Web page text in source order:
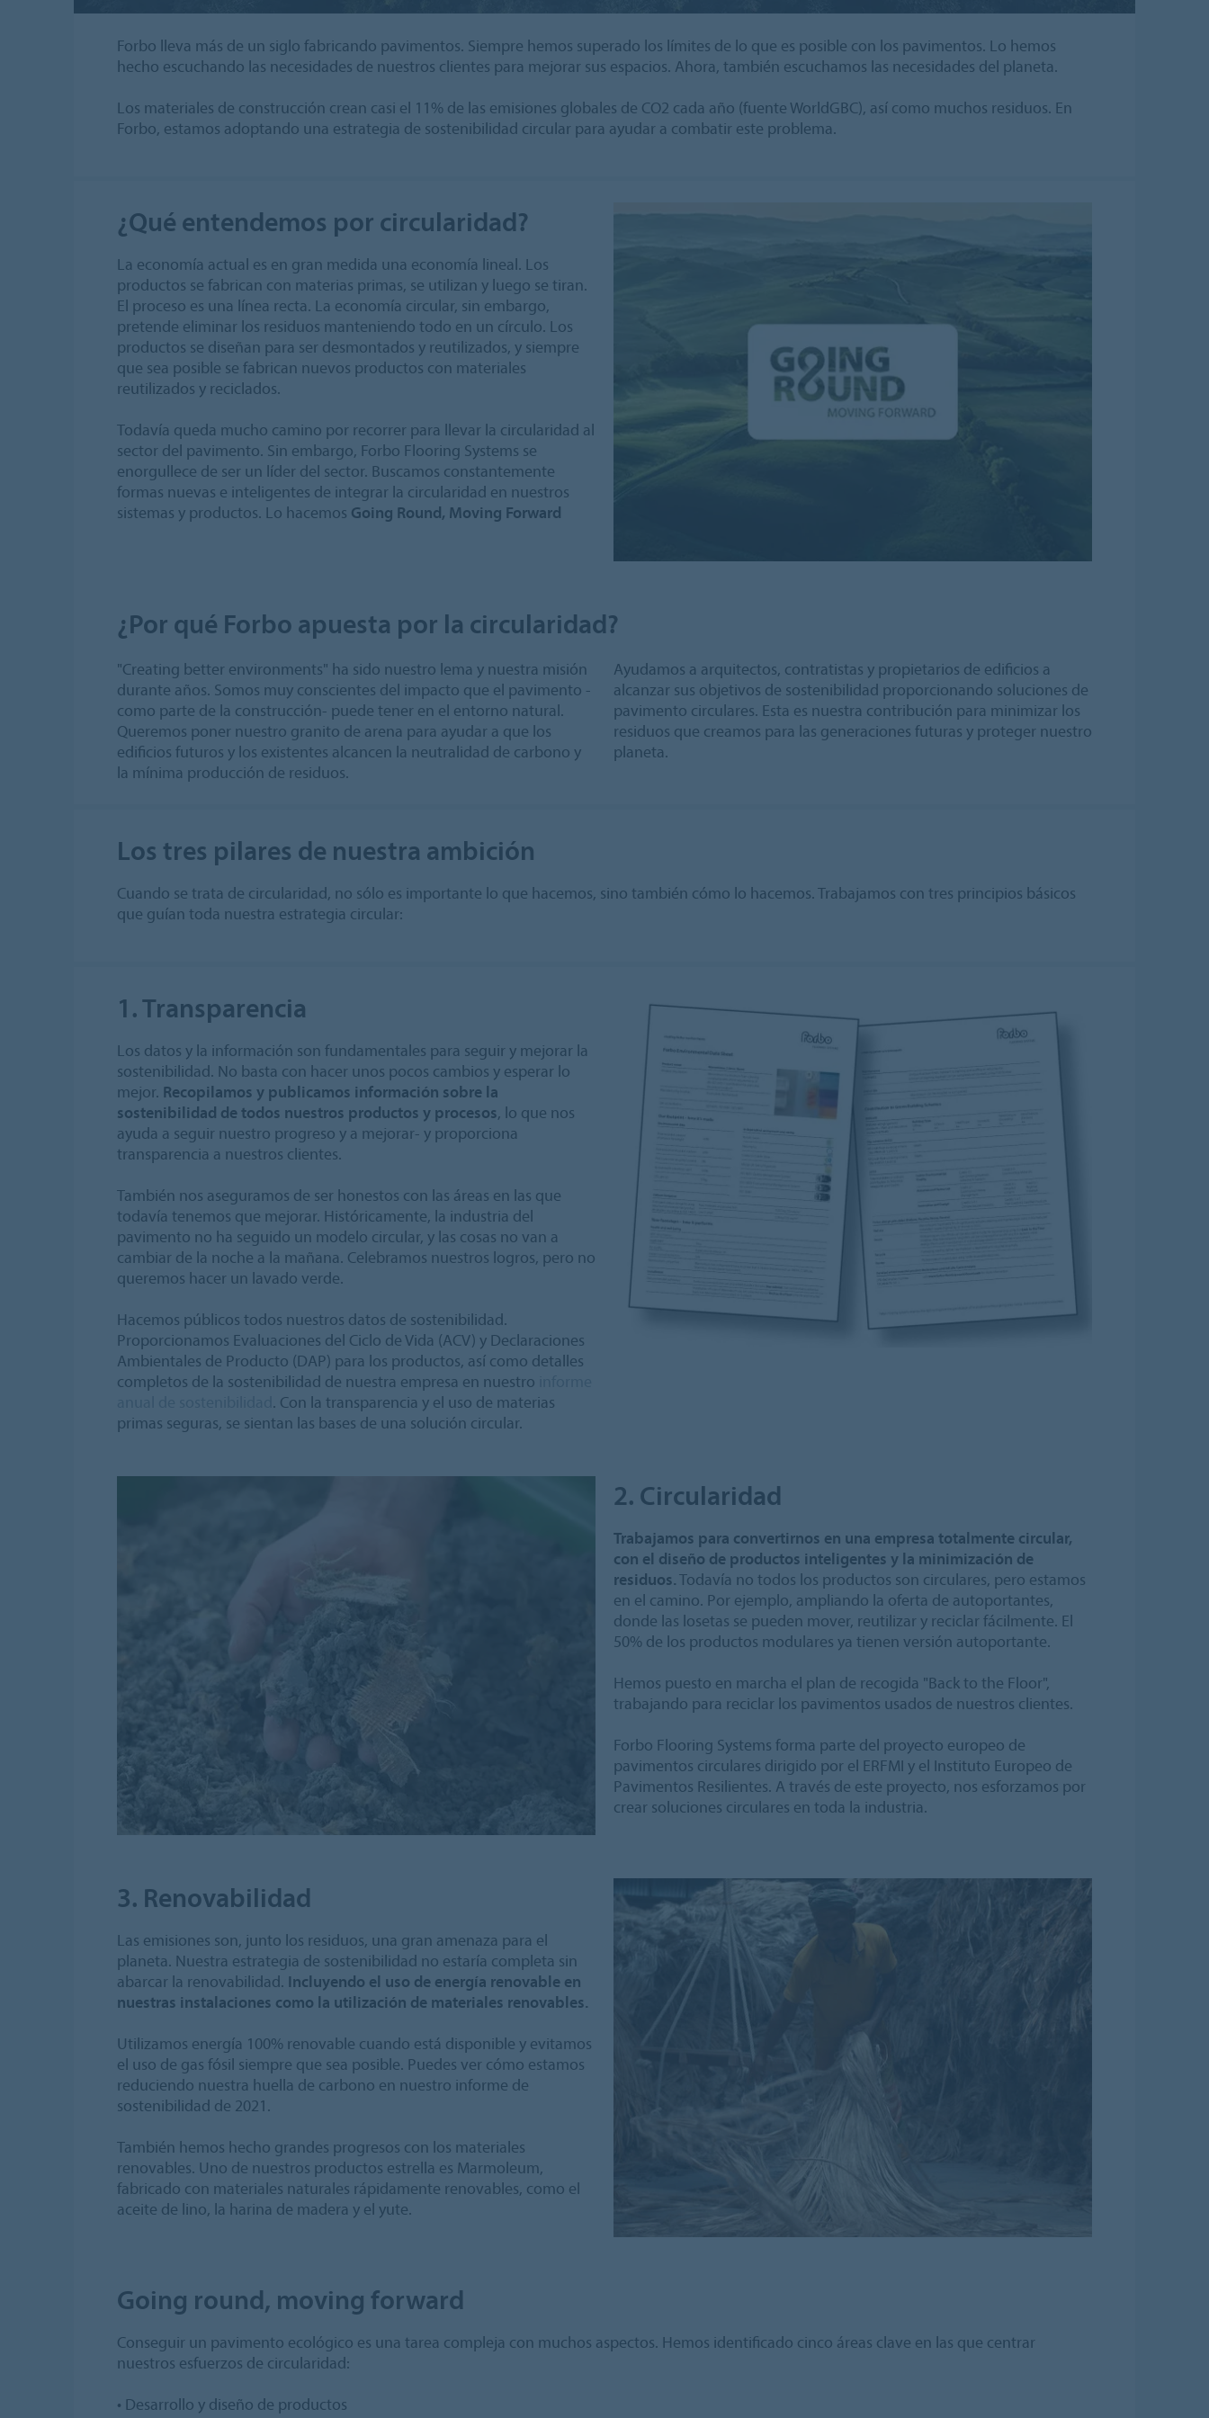
Forbo lleva más de un siglo fabricando pavimentos. Siempre hemos superado los límites de lo que es posible con los pavimentos. Lo hemos
hecho escuchando las necesidades de nuestros clientes para mejorar sus espacios. Ahora, también escuchamos las necesidades del planeta.
Los materiales de construcción crean casi el 11% de las emisiones globales de CO2 cada año (fuente WorldGBC), así como muchos residuos. En
Forbo, estamos adoptando una estrategia de sostenibilidad circular para ayudar a combatir este problema.
¿Qué entendemos por circularidad?
La economía actual es en gran medida una economía lineal. Los
productos se fabrican con materias primas, se utilizan y luego se tiran.
El proceso es una línea recta. La economía circular, sin embargo,
pretende eliminar los residuos manteniendo todo en un círculo. Los
productos se diseñan para ser desmontados y reutilizados, y siempre
que sea posible se fabrican nuevos productos con materiales
reutilizados y reciclados.
Todavía queda mucho camino por recorrer para llevar la circularidad al
sector del pavimento. Sin embargo, Forbo Flooring Systems se
enorgullece de ser un líder del sector. Buscamos constantemente
formas nuevas e inteligentes de integrar la circularidad en nuestros
sistemas y productos. Lo hacemos Going Round, Moving Forward
¿Por qué Forbo apuesta por la circularidad?
"Creating better environments" ha sido nuestro lema y nuestra misión
durante años. Somos muy conscientes del impacto que el pavimento -
como parte de la construcción- puede tener en el entorno natural.
Queremos poner nuestro granito de arena para ayudar a que los
edificios futuros y los existentes alcancen la neutralidad de carbono y
la mínima producción de residuos.
Ayudamos a arquitectos, contratistas y propietarios de edificios a
alcanzar sus objetivos de sostenibilidad proporcionando soluciones de
pavimento circulares. Esta es nuestra contribución para minimizar los
residuos que creamos para las generaciones futuras y proteger nuestro
planeta.
Los tres pilares de nuestra ambición
Cuando se trata de circularidad, no sólo es importante lo que hacemos, sino también cómo lo hacemos. Trabajamos con tres principios básicos
que guían toda nuestra estrategia circular:
1. Transparencia
Los datos y la información son fundamentales para seguir y mejorar la
sostenibilidad. No basta con hacer unos pocos cambios y esperar lo
mejor. Recopilamos y publicamos información sobre la
sostenibilidad de todos nuestros productos y procesos, lo que nos
ayuda a seguir nuestro progreso y a mejorar- y proporciona
transparencia a nuestros clientes.
También nos aseguramos de ser honestos con las áreas en las que
todavía tenemos que mejorar. Históricamente, la industria del
pavimento no ha seguido un modelo circular, y las cosas no van a
cambiar de la noche a la mañana. Celebramos nuestros logros, pero no
queremos hacer un lavado verde.
Hacemos públicos todos nuestros datos de sostenibilidad.
Proporcionamos Evaluaciones del Ciclo de Vida (ACV) y Declaraciones
Ambientales de Producto (DAP) para los productos, así como detalles
completos de la sostenibilidad de nuestra empresa en nuestro
. Con la transparencia y el uso de materias
primas seguras, se sientan las bases de una solución circular.
2. Circularidad
Trabajamos para convertirnos en una empresa totalmente circular,
con el diseño de productos inteligentes y la minimización de
residuos.Todavía no todos los productos son circulares, pero estamos
en el camino. Por ejemplo, ampliando la oferta de autoportantes,
donde las losetas se pueden mover, reutilizar y reciclar fácilmente. El
50% de los productos modulares ya tienen versión autoportante.
Hemos puesto en marcha el plan de recogida "Back to the Floor",
trabajando para reciclar los pavimentos usados de nuestros clientes.
Forbo Flooring Systems forma parte del proyecto europeo de
pavimentos circulares dirigido por el ERFMI y el Instituto Europeo de
Pavimentos Resilientes. A través de este proyecto, nos esforzamos por
crear soluciones circulares en toda la industria.
3. Renovabilidad
Las emisiones son, junto los residuos, una gran amenaza para el
planeta. Nuestra estrategia de sostenibilidad no estaría completa sin
abarcar la renovabilidad. Incluyendo el uso de energía renovable en
nuestras instalaciones como la utilización de materiales renovables.
Utilizamos energía 100% renovable cuando está disponible y evitamos
el uso de gas fósil siempre que sea posible. Puedes ver cómo estamos
reduciendo nuestra huella de carbono en nuestro informe de
sostenibilidad de 2021.
También hemos hecho grandes progresos con los materiales
renovables. Uno de nuestros productos estrella es Marmoleum,
fabricado con materiales naturales rápidamente renovables, como el
aceite de lino, la harina de madera y el yute.
Going round, moving forward
Conseguir un pavimento ecológico es una tarea compleja con muchos aspectos. Hemos identificado cinco áreas clave en las que centrar
nuestros esfuerzos de circularidad:
• Desarrollo y diseño de productos